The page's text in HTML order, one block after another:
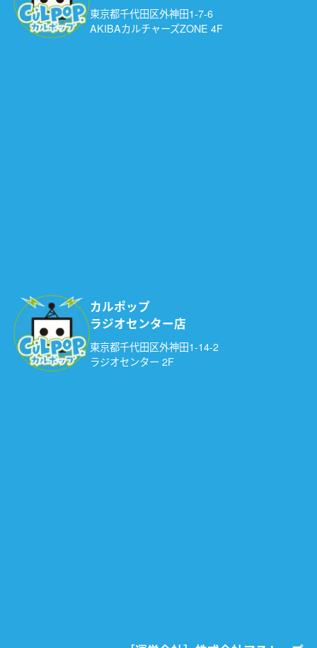
東京都千代田区外神田1-7-6
AKIBAカルチャーズZONE 4F
カルポップ
ラジオセンター店
東京都千代田区外神田1-14-2
ラジオセンター 2F